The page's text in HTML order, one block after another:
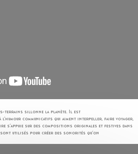
terrains sillonne la planète. Il est
l’humour communicatifs qui aiment interpeller, faire voyager,
s’appuie sur des compositions originales et festives dans
utilisés pour créer des sonorités qu’on